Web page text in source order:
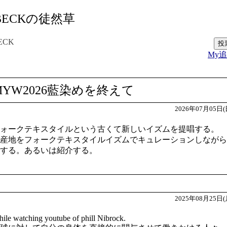
の徒然草
My
藍染めを終えて
2026年07月05日(
ークテキスタイルという古くて新しいイズムを提唱する。
地をフォークテキスタイルイズムでキュレーションしなが
る。あるいは紹介する。
2025年08月25日(
watching youtube of phill Nibrock.